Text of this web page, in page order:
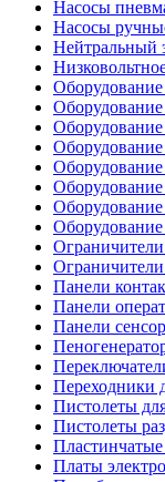
Насосы
Насосы
Нейтральный
Оборудование
Оборудование
Оборудование
Панели
Панели
Панели
Переходники
Пистолеты
Пистолеты
Платы